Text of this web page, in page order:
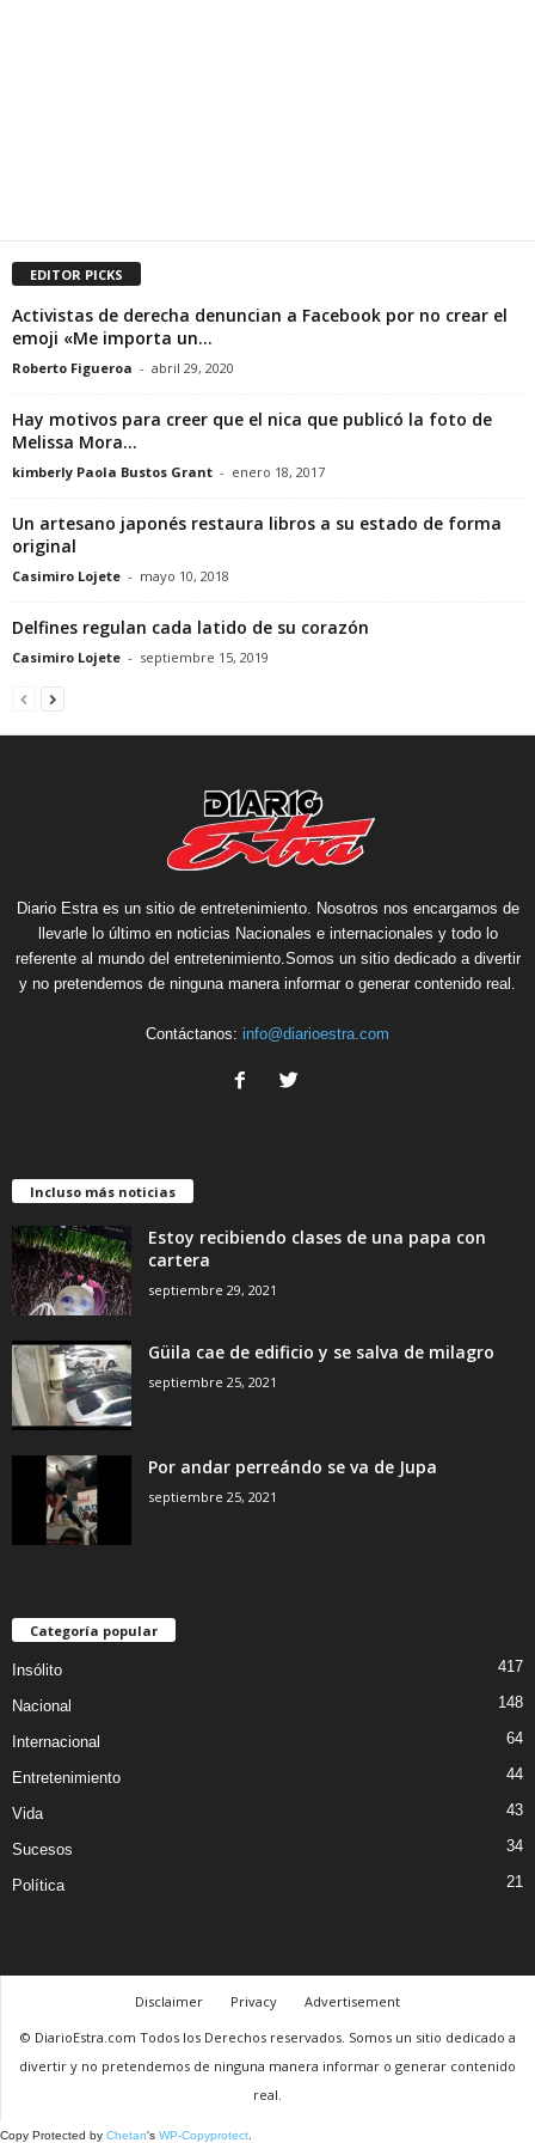
EDITOR PICKS
Activistas de derecha denuncian a Facebook por no crear el
emoji «Me importa un...
Roberto Figueroa - abril 29, 2020
Hay motivos para creer que el nica que publicó la foto de
Melissa Mora...
kimberly Paola Bustos Grant - enero 18, 2017
Un artesano japonés restaura libros a su estado de forma
original
Casimiro Lojete - mayo 10, 2018
Delfines regulan cada latido de su corazón
Casimiro Lojete - septiembre 15, 2019
Diario Estra es un sitio de entretenimiento. Nosotros nos encargamos de
llevarle lo último en noticias Nacionales e internacionales y todo lo
referente al mundo del entretenimiento.Somos un sitio dedicado a divertir
y no pretendemos de ninguna manera informar o generar contenido real.
Contáctanos: info@diarioestra.com
Incluso más noticias
Estoy recibiendo clases de una papa con
cartera
septiembre 29, 2021
Güila cae de edificio y se salva de milagro
septiembre 25, 2021
Por andar perreándo se va de Jupa
septiembre 25, 2021
Categoría popular
Insólito 417
Nacional 148
Internacional 64
Entretenimiento 44
Vida 43
Sucesos 34
Política 21
Disclaimer Privacy
Advertisement
© DiarioEstra.com Todos los Derechos reservados. Somos un sitio dedicado a
divertir y no pretendemos de ninguna manera informar o generar contenido
real.
Copy Protected by Chetan's WP-Copyprotect.